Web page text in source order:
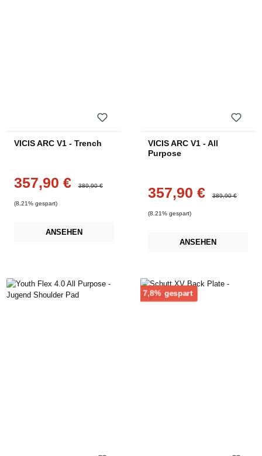
VICIS ARC V1 - Trench
Verkaufspreis:
357,90 € 389,90 €
(8.21% gespart)
ANSEHEN
VICIS ARC V1 - All
Purpose
Verkaufspreis:
357,90 € 389,90 €
(8.21% gespart)
ANSEHEN
7,8% gespartRabatt